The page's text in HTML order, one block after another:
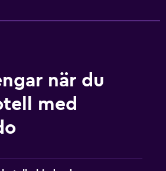
när du
med